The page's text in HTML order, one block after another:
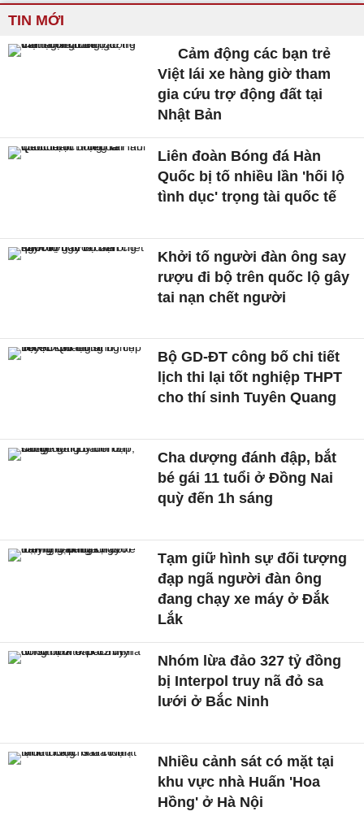
TIN MỚI
Cảm động các bạn trẻ
Việt lái xe hàng giờ tham
gia cứu trợ động đất tại
Nhật Bản
Liên đoàn Bóng đá Hàn
Quốc bị tố nhiều lần 'hối lộ
tình dục' trọng tài quốc tế
Khởi tố người đàn ông say
rượu đi bộ trên quốc lộ gây
tai nạn chết người
Bộ GD-ĐT công bố chi tiết
lịch thi lại tốt nghiệp THPT
cho thí sinh Tuyên Quang
Cha dượng đánh đập, bắt
bé gái 11 tuổi ở Đồng Nai
quỳ đến 1h sáng
Tạm giữ hình sự đối tượng
đạp ngã người đàn ông
đang chạy xe máy ở Đắk
Lắk
Nhóm lừa đảo 327 tỷ đồng
bị Interpol truy nã đỏ sa
lưới ở Bắc Ninh
Nhiều cảnh sát có mặt tại
khu vực nhà Huấn 'Hoa
Hồng' ở Hà Nội